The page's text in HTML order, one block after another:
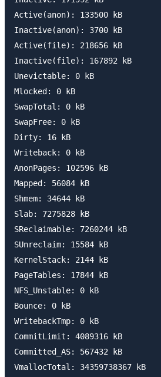
Active(anon): 133500 kB
Inactive(anon): 3700 kB
Active(file): 218656 kB
Inactive(file): 167892 kB
Unevictable: 0 kB
Mlocked: 0 kB
SwapTotal: 0 kB
SwapFree: 0 kB
Dirty: 16 kB
Writeback: 0 kB
AnonPages: 102596 kB
Mapped: 56084 kB
Shmem: 34644 kB
Slab: 7275828 kB
SReclaimable: 7260244 kB
SUnreclaim: 15584 kB
KernelStack: 2144 kB
PageTables: 17844 kB
NFS_Unstable: 0 kB
Bounce: 0 kB
WritebackTmp: 0 kB
CommitLimit: 4089316 kB
Committed_AS: 567432 kB
VmallocTotal: 34359738367 kB